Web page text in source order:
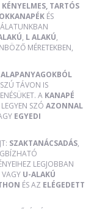
KÉNYELMES, TARTÓS
ÉS
, L ALAKÚ,
MÉRETEKBEN,
TÁVON IS
A KANAPÉ
SZÓ AZONNAL
EGYEDI
SZAKTANÁCSADÁS,
LEGJOBBAN
VAGY U-ALAKÚ
ÉS AZ ELÉGEDETT